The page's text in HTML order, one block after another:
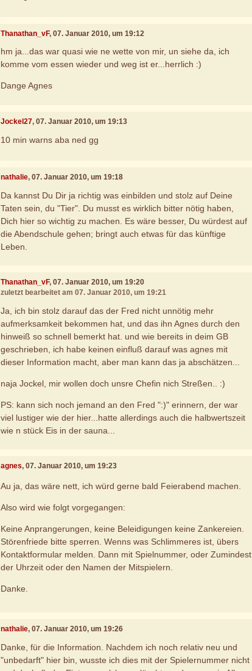
Thanathan_vF, 07. Januar 2010, um 19:12
hm ja...das war quasi wie ne wette von mir, un siehe da, ich
komme vom essen wieder und weg ist er...herrlich :)
Dange Agnes
Jockel27, 07. Januar 2010, um 19:13
10 min warns aba ned gg
nathalie, 07. Januar 2010, um 19:18
Da kannst Du Dir ja richtig was einbilden und stolz auf Deine
Taten sein, du "Tier". Du musst es wirklich bitter nötig haben,
Dich hier so wichtig zu machen. Es wäre besser, Du würdest auf
die Abendschule gehen; bringt auch etwas für das künftige
Leben.
Thanathan_vF, 07. Januar 2010, um 19:20
zuletzt bearbeitet am 07. Januar 2010, um 19:21
Ja, ich bin stolz darauf das der Fred nicht unnötig mehr
aufmerksamkeit bekommen hat, und das ihn Agnes durch den
hinweiß so schnell bemerkt hat. und wie bereits in deim GB
geschrieben, ich habe keinen einfluß darauf was agnes mit
dieser Information macht, aber man kann das ja abschätzen...
naja Jockel, mir wollen doch unsre Chefin nich Streßen.. :)
PS: kann sich noch jemand an den Fred ":)" erinnern, der war
viel lustiger wie der hier...hatte allerdings auch die halbwertszeit
wie n stück Eis in der sauna...
agnes, 07. Januar 2010, um 19:23
Au ja, das wäre nett, ich würd gerne bald Feierabend machen.
Also wird wie folgt vorgegangen:
Keine Anprangerungen, keine Beleidigungen keine Zankereien.
Störenfriede bitte sperren. Wenns was Schlimmeres ist, übers
Kontaktformular melden. Dann mit Spielnummer, oder Zumindest
der Uhrzeit oder den Namen der Mitspielern.
Danke.
nathalie, 07. Januar 2010, um 19:26
Danke, für die Information. Nachdem ich noch relativ neu und
"unbedarft" hier bin, wusste ich dies mit der Spielernummer nicht